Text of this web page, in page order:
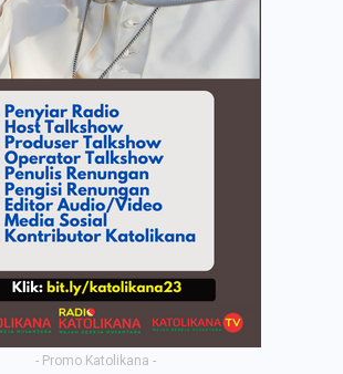
- Promo Katolikana -